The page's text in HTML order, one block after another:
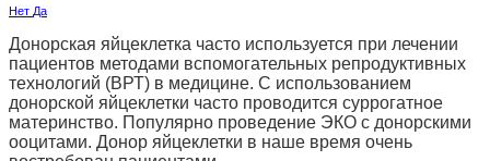
Нет Да
Донорская яйцеклетка часто используется при лечении
пациентов методами вспомогательных репродуктивных
технологий (ВРТ) в медицине. С использованием
донорской яйцеклетки часто проводится суррогатное
материнство. Популярно проведение ЭКО с донорскими
ооцитами. Донор яйцеклетки в наше время очень